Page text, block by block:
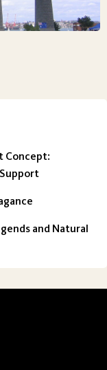
Concept:
and Natural